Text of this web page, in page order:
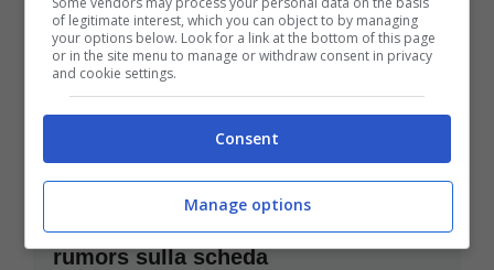
Samsung Gear Fit 2 in uscita: i
rumors sulla scheda
of legitimate interest, which you can object to by managing
your options below. Look for a link at the bottom of this page
or in the site menu to manage or withdraw consent in privacy
and cookie settings.
Consent
Manage options